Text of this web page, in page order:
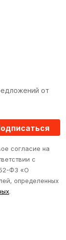
от
согласие на
с
ФЗ «О
определенных
.